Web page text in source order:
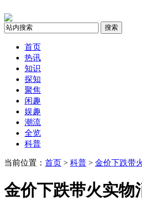
搜索
首页
热讯
知识
探知
聚焦
闲趣
娱趣
潮流
全览
科普
当前位置： 首页 > 科普 > 金价下跌带
金价下跌带火实物